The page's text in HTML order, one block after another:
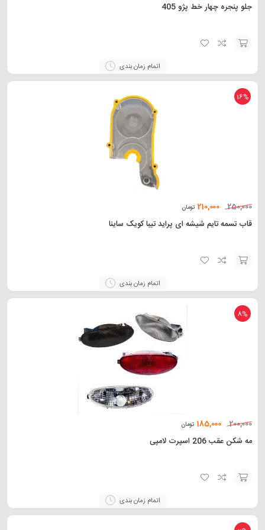
جلو پنجره چهار خط پژو 405
به
سبد
اتمام زمان بندی
16%
250,000
210,000 تومان
قاب تسمه تایم شیشه ای پراید تیبا کویک ساینا
به
سبد
اتمام زمان بندی
8%
200,000
185,000 تومان
مه شکن عقب 206 اسپرت لامپی
به
اتمام زمان بندی